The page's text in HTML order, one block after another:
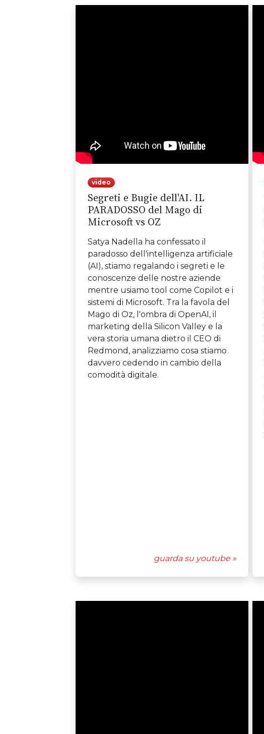
video
Segreti e Bugie dell'AI. IL
PARADOSSO del Mago di
Microsoft vs OZ
Satya Nadella ha confessato il
paradosso dell'intelligenza artificiale
(AI), stiamo regalando i segreti e le
conoscenze delle nostre aziende
mentre usiamo tool come Copilot e i
sistemi di Microsoft. Tra la favola del
Mago di Oz, l'ombra di OpenAI, il
marketing della Silicon Valley e la
vera storia umana dietro il CEO di
Redmond, analizziamo cosa stiamo
davvero cedendo in cambio della
comodità digitale.
guarda su youtube »